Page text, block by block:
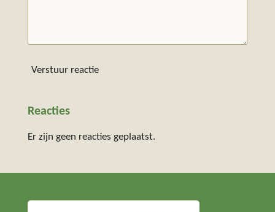
Verstuur reactie
Reacties
Er zijn geen reacties geplaatst.